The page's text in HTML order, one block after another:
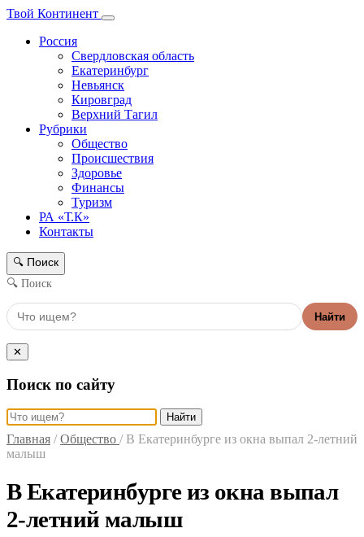
Твой Континент
Россия
Свердловская область
Екатеринбург
Невьянск
Кировград
Верхний Тагил
Рубрики
Общество
Происшествия
Здоровье
Финансы
Туризм
РА «Т.К»
Контакты
🔍 Поиск
🔍 Поиск
Найти
✕
Поиск по сайту
Найти
Главная / Общество / В Екатеринбурге из окна выпал 2-летний
малыш
В Екатеринбурге из окна выпал
2-летний малыш